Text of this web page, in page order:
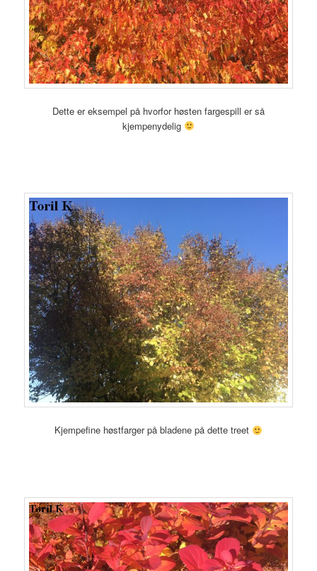
Dette er eksempel på hvorfor høsten fargespill er så
kjempenydelig
Kjempefine høstfarger på bladene på dette treet